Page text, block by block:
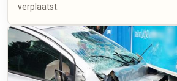
verplaatst.